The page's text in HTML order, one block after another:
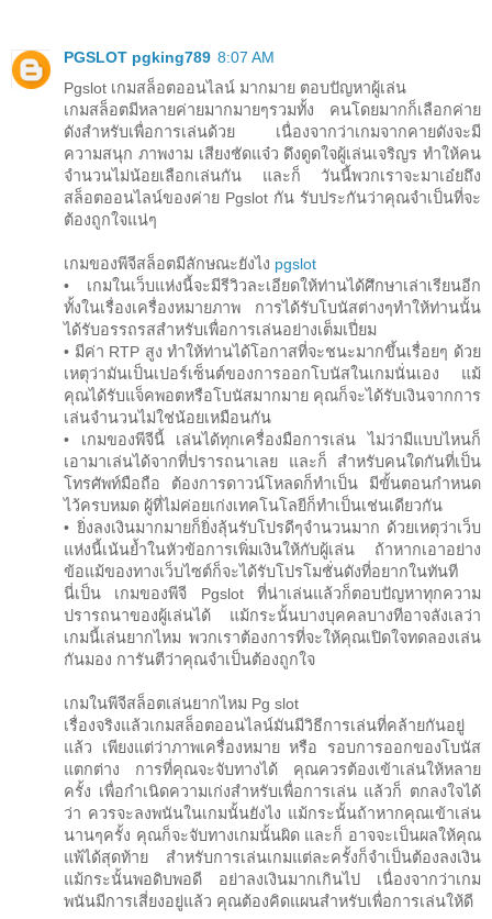
PGSLOT pgking789 8:07 AM
Pgslot เกมสล็อตออนไลน์ มากมาย ตอบปัญหาผู้เล่น
เกมสล็อตมีหลายค่ายมากมายๆรวมทั้ง คนโดยมากก็เลือกค่าย
ดังสำหรับเพื่อการเล่นด้วย เนื่องจากว่าเกมจากคายดังจะมี
ความสนุก ภาพงาม เสียงชัดแจ๋ว ดึงดูดใจผู้เล่นเจริญร ทำให้คน
จำนวนไม่น้อยเลือกเล่นกัน และก็ วันนี้พวกเราจะมาเอ๋ยถึง
สล็อตออนไลน์ของค่าย Pgslot กัน รับประกันว่าคุณจำเป็นที่จะ
ต้องถูกใจแน่ๆ
เกมของพีจีสล็อตมีลักษณะยังไง pgslot
• เกมในเว็บแห่งนี้จะมีรีวิวละเอียดให้ท่านได้ศึกษาเล่าเรียนอีก
ทั้งในเรื่องเครื่องหมายภาพ การได้รับโบนัสต่างๆทำให้ท่านนั้น
ได้รับอรรถรสสำหรับเพื่อการเล่นอย่างเต็มเปี่ยม
• มีค่า RTP สูง ทำให้ท่านได้โอกาสที่จะชนะมากขึ้นเรื่อยๆ ด้วย
เหตุว่ามันเป็นเปอร์เซ็นต์ของการออกโบนัสในเกมนั่นเอง แม้
คุณได้รับแจ็คพอตหรือโบนัสมากมาย คุณก็จะได้รับเงินจากการ
เล่นจำนวนไม่ใช่น้อยเหมือนกัน
• เกมของพีจีนี้ เล่นได้ทุกเครื่องมือการเล่น ไม่ว่ามีแบบไหนก็
เอามาเล่นได้จากที่ปรารถนาเลย และก็ สำหรับคนใดกันที่เป็น
โทรศัพท์มือถือ ต้องการดาวน์โหลดก็ทำเป็น มีขั้นตอนกำหนด
ไว้ครบหมด ผู้ที่ไม่ค่อยเก่งเทคโนโลยีก็ทำเป็นเช่นเดียวกัน
• ยิ่งลงเงินมากมายก็ยิ่งลุ้นรับโปรดีๆจำนวนมาก ด้วยเหตุว่าเว็บ
แห่งนี้เน้นย้ำในหัวข้อการเพิ่มเงินให้กับผู้เล่น ถ้าหากเอาอย่าง
ข้อแม้ของทางเว็บไซต์ก็จะได้รับโปรโมชั่นดังที่อยากในทันที
นี่เป็น เกมของพีจี Pgslot ที่น่าเล่นแล้วก็ตอบปัญหาทุกความ
ปรารถนาของผู้เล่นได้ แม้กระนั้นบางบุคคลบางทีอาจลังเลว่า
เกมนี้เล่นยากไหม พวกเราต้องการที่จะให้คุณเปิดใจทดลองเล่น
กันมอง การันตีว่าคุณจำเป็นต้องถูกใจ
เกมในพีจีสล็อตเล่นยากไหม Pg slot
เรื่องจริงแล้วเกมสล็อตออนไลน์มันมีวิธีการเล่นที่คล้ายกันอยู่
แล้ว เพียงแต่ว่าภาพเครื่องหมาย หรือ รอบการออกของโบนัส
แตกต่าง การที่คุณจะจับทางได้ คุณควรต้องเข้าเล่นให้หลาย
ครั้ง เพื่อกำเนิดความเก่งสำหรับเพื่อการเล่น แล้วก็ ตกลงใจได้
ว่า ควรจะลงพนันในเกมนั้นยังไง แม้กระนั้นถ้าหากคุณเข้าเล่น
นานๆครั้ง คุณก็จะจับทางเกมนั้นผิด และก็ อาจจะเป็นผลให้คุณ
แพ้ได้สุดท้าย สำหรับการเล่นเกมแต่ละครั้งก็จำเป็นต้องลงเงิน
แม้กระนั้นพอดิบพอดี อย่าลงเงินมากเกินไป เนื่องจากว่าเกม
พนันมีการเสี่ยงอยู่แล้ว คุณต้องคิดแผนสำหรับเพื่อการเล่นให้ดี